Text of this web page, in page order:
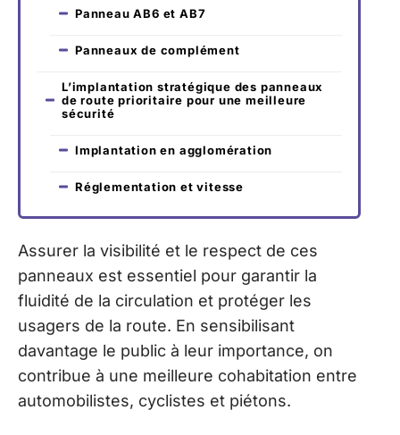
Panneau AB6 et AB7
Panneaux de complément
L’implantation stratégique des panneaux
de route prioritaire pour une meilleure
sécurité
Implantation en agglomération
Réglementation et vitesse
Assurer la visibilité et le respect de ces
panneaux est essentiel pour garantir la
fluidité de la circulation et protéger les
usagers de la route. En sensibilisant
davantage le public à leur importance, on
contribue à une meilleure cohabitation entre
automobilistes, cyclistes et piétons.